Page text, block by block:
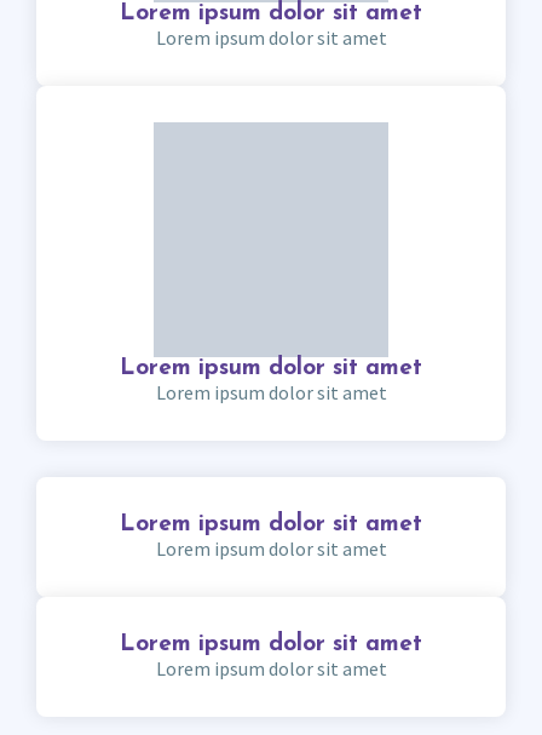
Lorem ipsum dolor sit amet
Lorem ipsum dolor sit amet
Lorem ipsum dolor sit amet
Lorem ipsum dolor sit amet
Lorem ipsum dolor sit amet
Lorem ipsum dolor sit amet
Lorem ipsum dolor sit amet
Lorem ipsum dolor sit amet